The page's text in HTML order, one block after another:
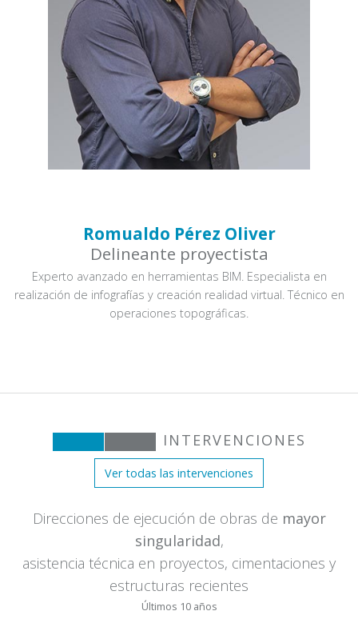
Romualdo Pérez Oliver
Delineante proyectista
Experto avanzado en herramientas BIM. Especialista en
realización de infografías y creación realidad virtual. Técnico en
operaciones topográficas.
INTERVENCIONES
Ver todas las intervenciones
Direcciones de ejecución de obras de mayor
singularidad,
asistencia técnica en proyectos, cimentaciones y
estructuras recientes
Últimos 10 años